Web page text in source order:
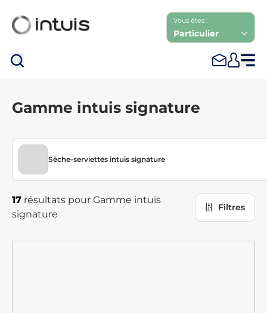
Vous êtes :
Particulier
Gamme intuis signature
Sèche-serviettes intuis signature
17 résultats pour Gamme intuis
signature
Filtres